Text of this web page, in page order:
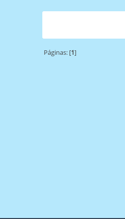
Páginas: [1]